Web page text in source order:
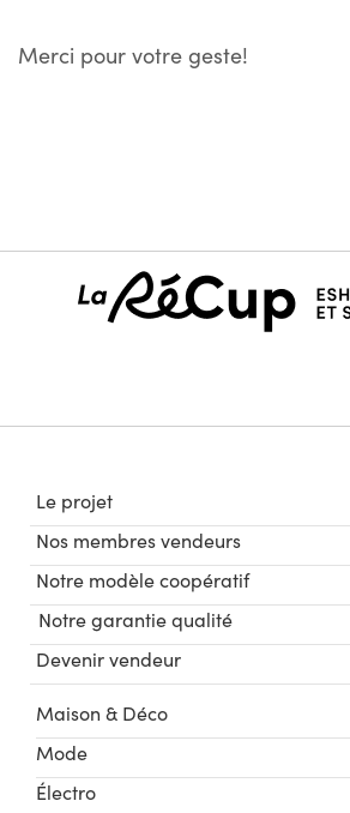
Merci pour votre geste!
Le projet
Nos membres vendeurs
Notre modèle coopératif
Notre garantie qualité
Devenir vendeur
Maison & Déco
Mode
Électro